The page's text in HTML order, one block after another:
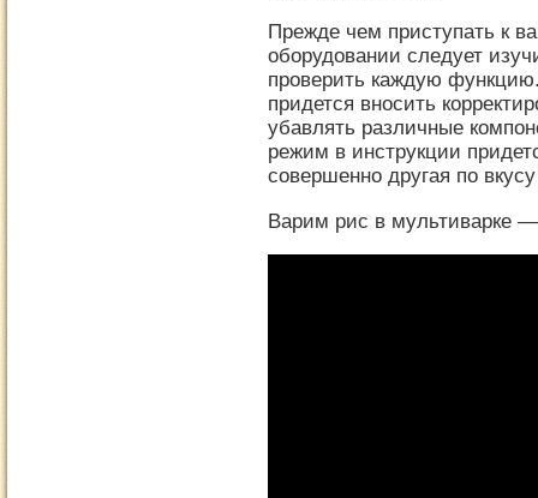
Прежде чем приступать к
оборудовании следует
проверить каждую
придется вносить
убавлять различные
режим в инструкции
совершенно другая по
Варим рис в мультиварке